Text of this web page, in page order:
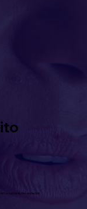
e numerações especiais.